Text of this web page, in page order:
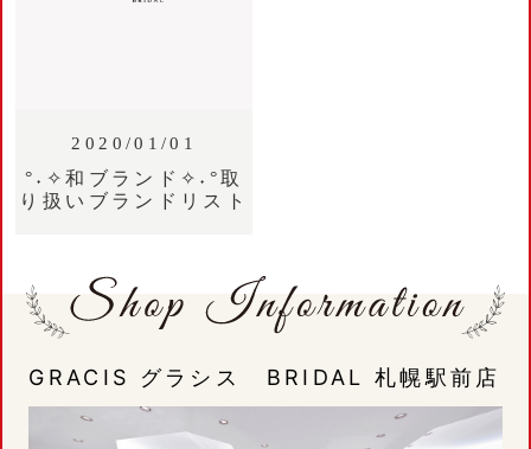
2020/01/01
°˖✧和ブランド✧˖°取
り扱いブランドリスト
GRACIS グラシス BRIDAL 札幌駅前店